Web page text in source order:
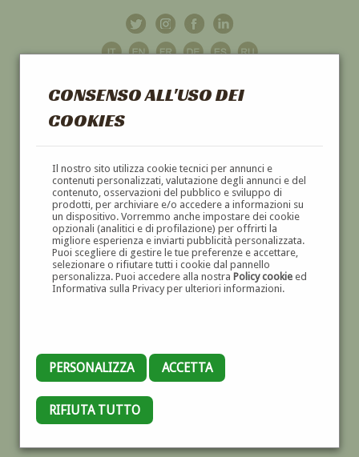
CONSENSO ALL'USO DEI
COOKIES
Il nostro sito utilizza cookie tecnici per annunci e
contenuti personalizzati, valutazione degli annunci e del
contenuto, osservazioni del pubblico e sviluppo di
prodotti, per archiviare e/o accedere a informazioni su
un dispositivo. Vorremmo anche impostare dei cookie
opzionali (analitici e di profilazione) per offrirti la
migliore esperienza e inviarti pubblicità personalizzata.
Puoi scegliere di gestire le tue preferenze e accettare,
selezionare o rifiutare tutti i cookie dal pannello
personalizza. Puoi accedere alla nostra Policy cookieed
Informativa sulla Privacy per ulteriori informazioni.
PERSONALIZZA ACCETTA
RIFIUTA TUTTO
GALLERIAD'ARTE
DIPINTI E SCULTURE '800 E '900